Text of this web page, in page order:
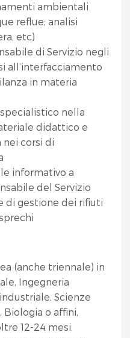
ambientali
reflue; analisi
etc)
di Servizio negli
all’interfacciamento
in materia
nella
didattico e
nei corsi di
informativo a
del Servizio
di gestione dei rifiuti
(anche triennale) in
Ingegneria
Scienze
Biologia o affini,
12-24 mesi.